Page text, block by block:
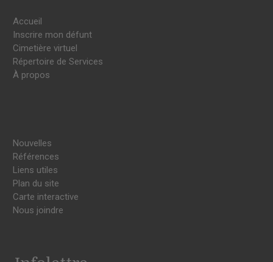
Accueil
Inscrire mon défunt
Cimetière virtuel
Répertoire de Services
À propos
Nouvelles
Références
Liens utiles
Plan du site
Carte interactive
Nous joindre